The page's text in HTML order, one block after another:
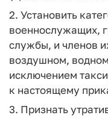
2. Установить
военнослужащих,
службы, и членов
воздушном,
исключением
к настоящему
3. Признать